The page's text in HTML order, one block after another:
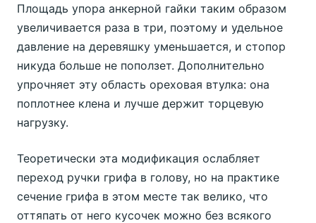
Площадь упора анкерной гайки таким образом
увеличивается раза в три, поэтому и удельное
давление на деревяшку уменьшается, и стопор
никуда больше не поползет. Дополнительно
упрочняет эту область ореховая втулка: она
поплотнее клена и лучше держит торцевую
нагрузку.
Теоретически эта модификация ослабляет
переход ручки грифа в голову, но на практике
сечение грифа в этом месте так велико, что
оттяпать от него кусочек можно без всякого